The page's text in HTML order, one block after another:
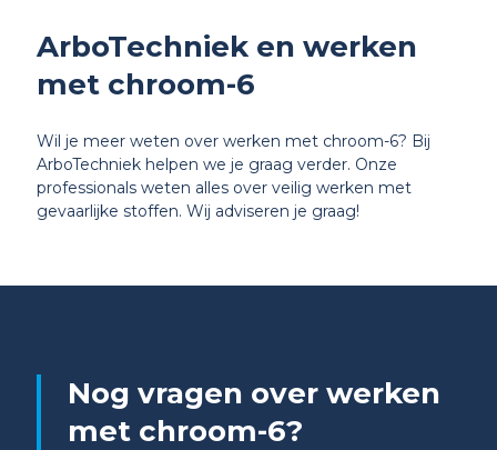
ArboTechniek en werken
met chroom-6
Wil je meer weten over werken met chroom-6? Bij
ArboTechniek helpen we je graag verder. Onze
professionals weten alles over veilig werken met
gevaarlijke stoffen. Wij adviseren je graag!
Nog vragen over werken
met chroom-6?